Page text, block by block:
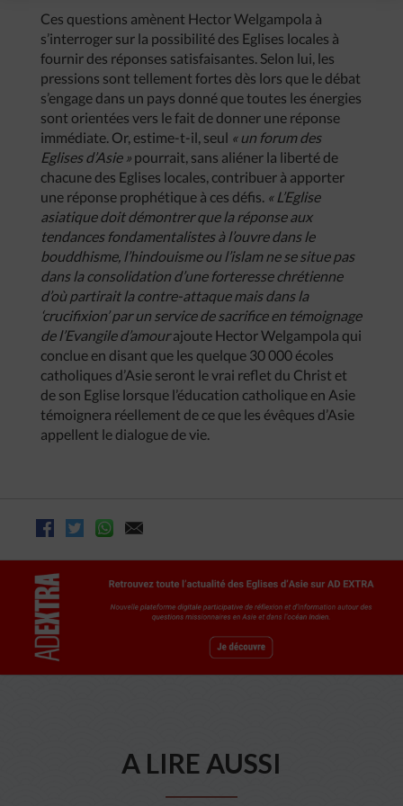
Ces questions amènent Hector Welgampola à
s’interroger sur la possibilité des Eglises locales à
fournir des réponses satisfaisantes. Selon lui, les
pressions sont tellement fortes dès lors que le débat
s’engage dans un pays donné que toutes les énergies
sont orientées vers le fait de donner une réponse
immédiate. Or, estime-t-il, seul « un forum des
Eglises d’Asie » pourrait, sans aliéner la liberté de
chacune des Eglises locales, contribuer à apporter
une réponse prophétique à ces défis. « L’Eglise
asiatique doit démontrer que la réponse aux
tendances fondamentalistes à l’ouvre dans le
bouddhisme, l’hindouisme ou l’islam ne se situe pas
dans la consolidation d’une forteresse chrétienne
d’où partirait la contre-attaque mais dans la
‘crucifixion’ par un service de sacrifice en témoignage
de l’Evangile d’amourajoute Hector Welgampola qui
conclue en disant que les quelque 30 000 écoles
catholiques d’Asie seront le vrai reflet du Christ et
de son Eglise lorsque l’éducation catholique en Asie
témoignera réellement de ce que les évêques d’Asie
appellent le dialogue de vie.
A LIRE AUSSI